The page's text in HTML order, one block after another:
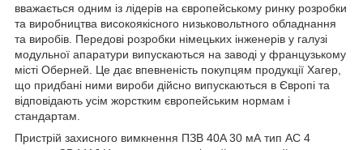
вважається одним із лідерів на європейському ринку розробки
та виробництва високоякісного низьковольтного обладнання
та виробів. Передові розробки німецьких інженерів у галузі
модульної апаратури випускаються на заводі у французькому
місті Оберней. Це дає впевненість покупцям продукції Хагер,
що придбані ними вироби дійсно випускаються в Європі та
відповідають усім жорстким європейським нормам і
стандартам.
Пристрій захисного вимкнення ПЗВ 40A 30 мА тип AC 4